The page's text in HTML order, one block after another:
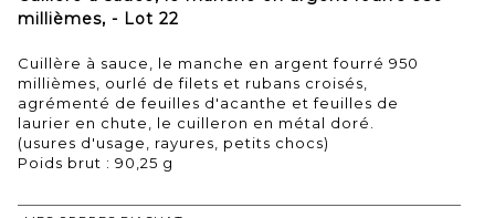
millièmes, - Lot 22
Cuillère à sauce, le manche en argent fourré 950
millièmes, ourlé de filets et rubans croisés,
agrémenté de feuilles d'acanthe et feuilles de
laurier en chute, le cuilleron en métal doré.
(usures d'usage, rayures, petits chocs)
Poids brut : 90,25 g